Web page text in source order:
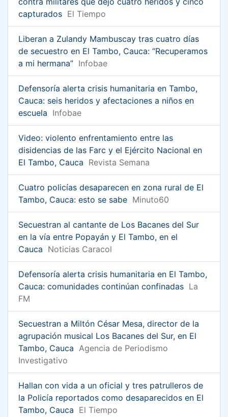
capturados El Tiempo
Liberan a Zulandy Mambuscay tras cuatro días
de secuestro en El Tambo, Cauca: “Recuperamos
a mi hermana” Infobae
Defensoría alerta crisis humanitaria en Tambo,
Cauca: seis heridos y afectaciones a niños en
escuela Infobae
Video: violento enfrentamiento entre las
disidencias de las Farc y el Ejército Nacional en
El Tambo, Cauca Revista Semana
Cuatro policías desaparecen en zona rural de El
Tambo, Cauca: esto se sabe Minuto60
Secuestran al cantante de Los Bacanes del Sur
en la vía entre Popayán y El Tambo, en el
Cauca Noticias Caracol
Defensoría alerta crisis humanitaria en El Tambo,
Cauca: comunidades continúan confinadas La
FM
Secuestran a Miltón César Mesa, director de la
agrupación musical Los Bacanes del Sur, en El
Tambo, Cauca Agencia de Periodismo
Investigativo
Hallan con vida a un oficial y tres patrulleros de
la Policía reportados como desaparecidos en El
Tambo, Cauca El Tiempo